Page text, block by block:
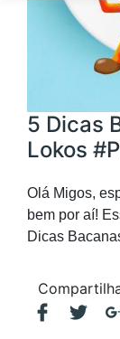
5 Dicas
Lokos
Olá Migos,
bem por aí!
Dicas